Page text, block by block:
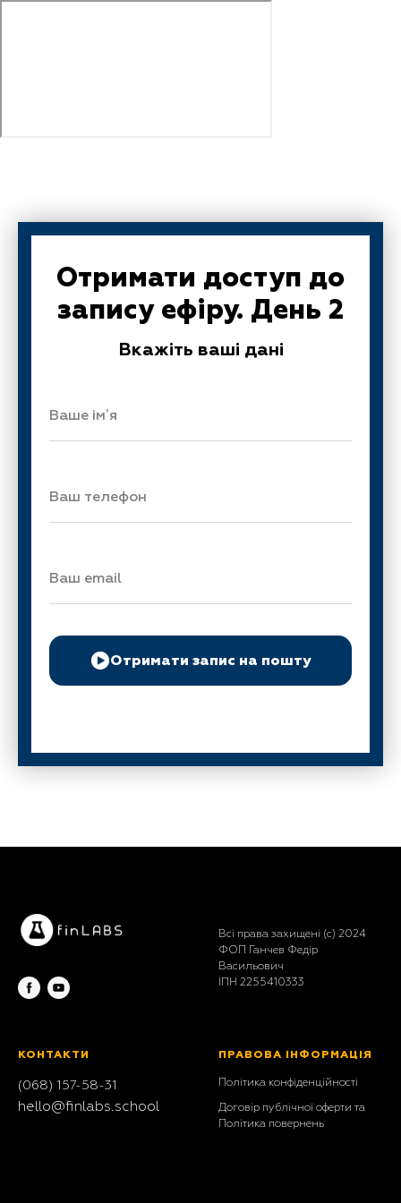
Отримати доступ до
запису ефіру. День 2
Вкажіть ваші дані
Отримати запис на пошту
Всі права захищені (с) 2024
ФОП Ганчев Федір
Васильович
ІПН 2255410333
КОНТАКТИ
(068) 157-58-31
hello@finlabs.school
ПРАВОВА ІНФОРМАЦІЯ
Політика конфіденційності
Договір публічної оферти та
Політика повернень